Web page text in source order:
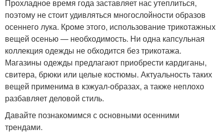
Прохладное время года заставляет нас утеплиться,
поэтому не стоит удивляться многослойности образов
осеннего лука. Кроме этого, использование трикотажных
вещей осенью — необходимость. Ни одна капсульная
коллекция одежды не обходится без трикотажа.
Магазины одежды предлагают приобрести кардиганы,
свитера, брюки или целые костюмы. Актуальность таких
вещей применима в кэжуал-образах, а также неплохо
разбавляет деловой стиль.
Давайте познакомимся с основными осенними
трендами.